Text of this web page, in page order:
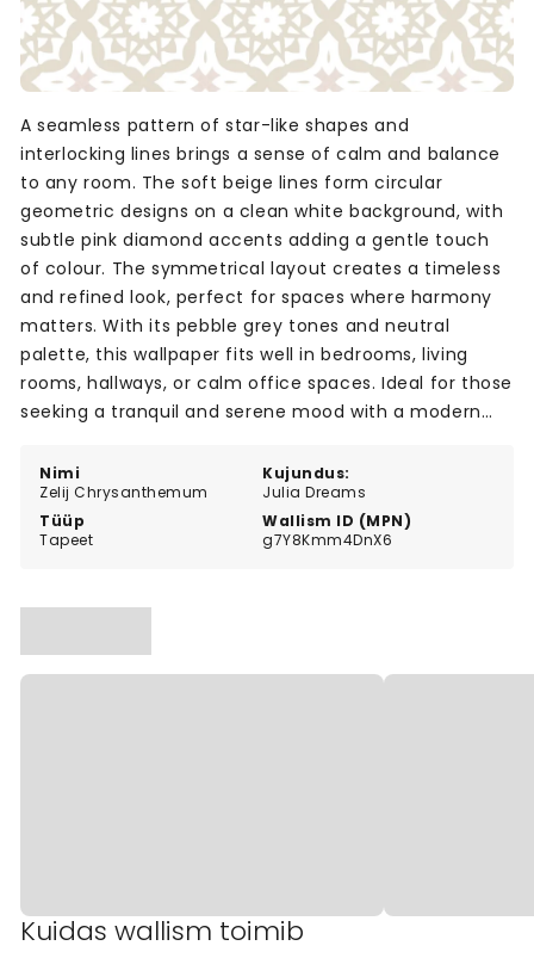
Nimi
Zelij Chrysanthemum
Kujundus:
Julia Dreams
Tüüp
Tapeet
Wallism ID (MPN)
g7Y8Kmm4DnX6
A seamless pattern of star-like shapes and
interlocking lines brings a sense of calm and balance
to any room. The soft beige lines form circular
geometric designs on a clean white background, with
subtle pink diamond accents adding a gentle touch
of colour. The symmetrical layout creates a timeless
and refined look, perfect for spaces where harmony
matters. With its pebble grey tones and neutral
palette, this wallpaper fits well in bedrooms, living
rooms, hallways, or calm office spaces. Ideal for those
seeking a tranquil and serene mood with a modern
Kuidas wallism toimib